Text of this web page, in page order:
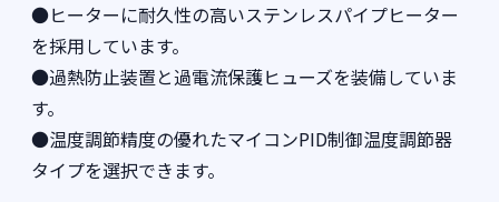
●ヒーターに耐久性の高いステンレスパイプヒーター
を採用しています。
●過熱防止装置と過電流保護ヒューズを装備していま
す。
●温度調節精度の優れたマイコンPID制御温度調節器
タイプを選択できます。